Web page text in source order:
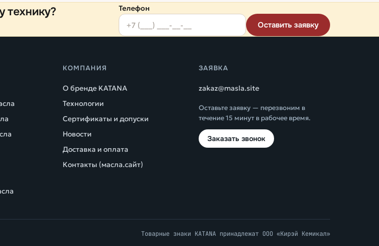
технику? Телефон
Оставить заявку
КОМПАНИЯ
О бренде KATANA
Технологии
Сертификаты и допуски
Новости
Доставка и оплата
Контакты (масла.сайт)
ЗАЯВКА
zakaz@masla.site
Оставьте заявку — перезвоним в
течение 15 минут в рабочее время.
Заказать звонок
Товарные знаки KATANA принадлежат ООО «Кирэй Кемикал»